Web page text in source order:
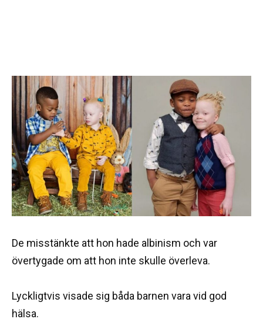
De misstänkte att hon hade albinism och var
övertygade om att hon inte skulle överleva.
Lyckligtvis visade sig båda barnen vara vid god
hälsa.